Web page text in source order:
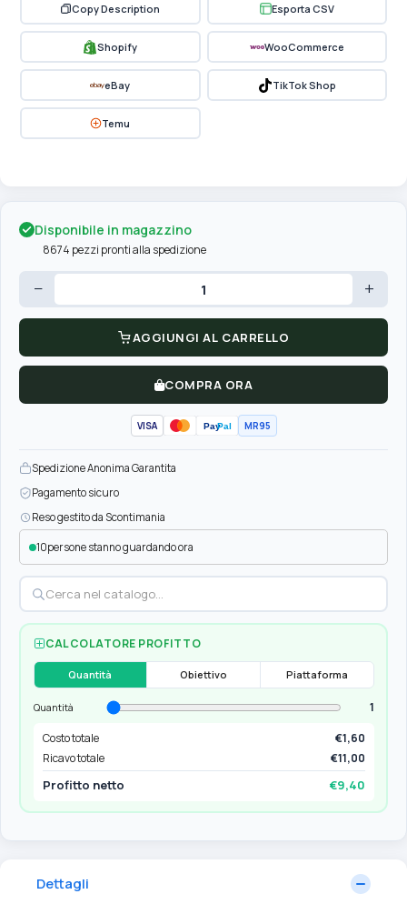
Copy Description Esporta CSV
Shopify WooCommerce
eBay TikTok Shop
Temu
Disponibile in magazzino
8674 pezzi pronti alla spedizione
− +
AGGIUNGI AL CARRELLO
COMPRA ORA
VISA PayPal MR95
Spedizione Anonima Garantita
Pagamento sicuro
Reso gestito da Scontimania
10persone stanno guardando ora
CALCOLATORE PROFITTO
Quantità Obiettivo Piattaforma
Quantità
1
Costo totale
€1,60
Ricavo totale
€11,00
Profitto netto €9,40
Dettagli